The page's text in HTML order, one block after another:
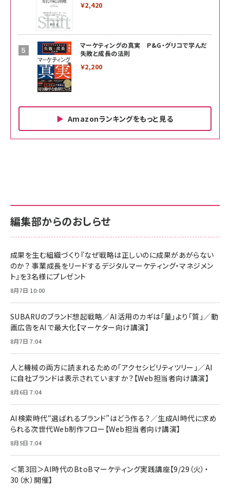
￥2,420
マーケティングの真実 P&G・グリコで学んだ
失敗と成長の法則
￥2,200
Amazonランキングをもっと見る
￥880
anan(アンアン)2026/06/24号 No.2500増刊
スペシャルエディション[王道エンタメの矜持／
￥1,100
anan(アンアン)2026/07/08号 No.2502[2026
￥880
ママ投資家が育休中に１億貯めた株式投資
組織の成果を最大化する ルールのデザイン
￥1,980
Amazonランキングをもっと見る
サポート正規品 メーカー保証5年 KLMEA128G
NIMASO ガラスフィルム iPhone 17 用 保護フィ
すい ガイド枠付き いPhone17 (6.3インチ) 対応
2枚セット DSP25F1698
￥1,599
￥6,980
全ワイヤレスイヤホン/アクティブノイズキャンセリ
技術基準適合】ブラック
￥5,990
ケーブル Anker絡まないケーブル 240W 結束バン
ド付き USB PD対応 シリコン素材採用 iPhone
17 / 16 / 15 / Galaxy iPad Pro MacBook
Pro/Air 各種対応 (1.8m ミッドナイトブラック)
￥1,890
サポート正規品 メーカー保証5年 KLMEA128G
Amazon eギフトカード - Amazonロゴ - クラ
￥5,000
Anker PowerLine III Flow USB-C & USB-C
Pro/Air 各種対応 (1.8m ミッドナイトブラック)
￥1,890
サッポロ 生ビール 黒ラベル 350ml 缶 24本 ビー
ル ケース買い【6/30応募〆切! 黒ラベルビヤセラー
￥4,857
編集部からのおしらせ
成果を生む組織づくり『なぜ戦略は正しいのに成果があがらない
のか？ 事業成長をリードするデジタルマーケティング・マネジメン
ト』を3名様にプレゼント
8月7日 10:00
SUBARUのブランド想起戦略／AI活用のカギは「量」より「質」／動
画広告をAIで最大化【マーケター向け講演】
8月7日 7:04
人と機械の両方に読まれるための「アクセシビリティツリー」／AI
に自社ブランドは表示されていますか？【Web担当者向け講演】
8月6日 7:04
AI検索時代“選ばれるブランド”はどう作る？／生成AI時代に求め
られる次世代Web制作フロー【Web担当者向け講演】
8月5日 7:04
＜第3回＞AI時代のBtoBマーケティング実践講座【9/29（火）・
30（水）開催】